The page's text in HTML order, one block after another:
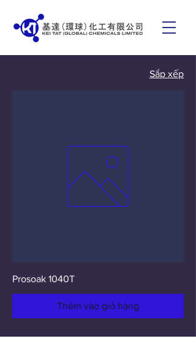
Sắp xếp
Prosoak 1040T
Thêm vào giỏ hàng